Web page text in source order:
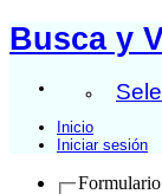
Busca y
Inicio
Iniciar sesión